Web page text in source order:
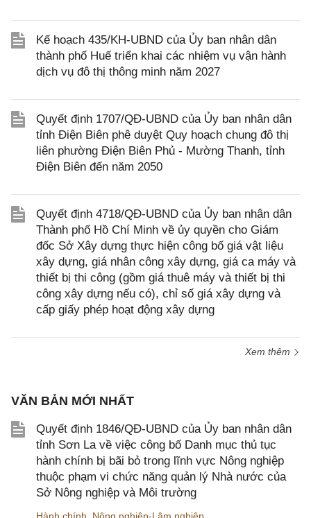
Kế hoạch 435/KH-UBND của Ủy ban nhân dân
thành phố Huế triển khai các nhiệm vụ vận hành
dịch vụ đô thị thông minh năm 2027
Quyết định 1707/QĐ-UBND của Ủy ban nhân dân
tỉnh Điện Biên phê duyệt Quy hoạch chung đô thị
liên phường Điện Biên Phủ - Mường Thanh, tỉnh
Điện Biên đến năm 2050
Quyết định 4718/QĐ-UBND của Ủy ban nhân dân
Thành phố Hồ Chí Minh về ủy quyền cho Giám
đốc Sở Xây dựng thực hiện công bố giá vật liệu
xây dựng, giá nhân công xây dựng, giá ca máy và
thiết bị thi công (gồm giá thuê máy và thiết bị thi
công xây dựng nếu có), chỉ số giá xây dựng và
cấp giấy phép hoạt động xây dựng
Xem thêm
VĂN BẢN MỚI NHẤT
Quyết định 1846/QĐ-UBND của Ủy ban nhân dân
tỉnh Sơn La về việc công bố Danh mục thủ tục
hành chính bị bãi bỏ trong lĩnh vực Nông nghiệp
thuộc phạm vi chức năng quản lý Nhà nước của
Sở Nông nghiệp và Môi trường